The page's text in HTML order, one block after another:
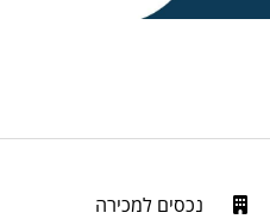
נכסים למכירה